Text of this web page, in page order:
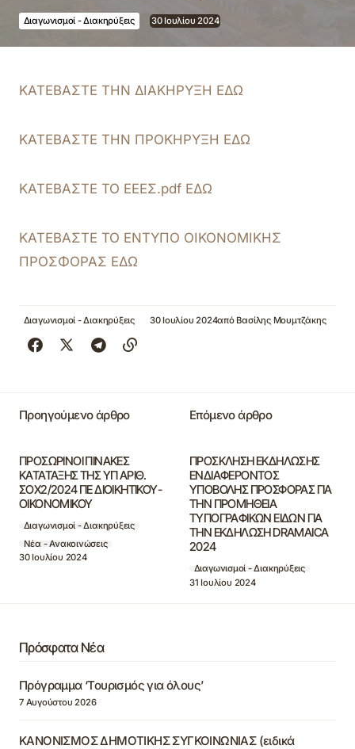
Διαγωνισμοί - Διακηρύξεις 30 Ιουλίου 2024
ΚΑΤΕΒΑΣΤΕ ΤΗΝ ΔΙΑΚΗΡΥΞΗ ΕΔΩ
ΚΑΤΕΒΑΣΤΕ ΤΗΝ ΠΡΟΚΗΡΥΞΗ ΕΔΩ
ΚΑΤΕΒΑΣΤΕ ΤΟ ΕΕΕΣ.pdf ΕΔΩ
ΚΑΤΕΒΑΣΤΕ ΤΟ ΕΝΤΥΠΟ ΟΙΚΟΝΟΜΙΚΗΣ
ΠΡΟΣΦΟΡΑΣ ΕΔΩ
Διαγωνισμοί - Διακηρύξεις 30 Ιουλίου 2024από Βασίλης Μουμτζάκης
Προηγούμενο άρθρο
ΠΡΟΣΩΡΙΝΟΙ ΠΙΝΑΚΕΣ
ΚΑΤΑΤΑΞΗΣ ΤΗΣ ΥΠ ΑΡΙΘ.
ΣΟΧ2/2024 ΠΕ ΔΙΟΙΚΗΤΙΚΟΥ-
ΟΙΚΟΝΟΜΙΚΟΥ
Διαγωνισμοί - Διακηρύξεις
Νέα - Ανακοινώσεις
30 Ιουλίου 2024
Επόμενο άρθρο
ΠΡΟΣΚΛΗΣΗ ΕΚΔΗΛΩΣΗΣ
ΕΝΔΙΑΦΕΡΟΝΤΟΣ
ΥΠΟΒΟΛΗΣ ΠΡΟΣΦΟΡΑΣ ΓΙΑ
ΤΗΝ ΠΡΟΜΗΘΕΙΑ
ΤΥΠΟΓΡΑΦΙΚΩΝ ΕΙΔΩΝ ΓΙΑ
ΤΗΝ ΕΚΔΗΛΩΣΗ DRAMAICA
2024
Διαγωνισμοί - Διακηρύξεις
31 Ιουλίου 2024
Πρόσφατα Νέα
Πρόγραμμα ‘Τουρισμός για όλους’
7 Αυγούστου 2026
ΚΑΝΟΝΙΣΜΟΣ ΔΗΜΟΤΙΚΗΣ ΣΥΓΚΟΙΝΩΝΙΑΣ (ειδικά